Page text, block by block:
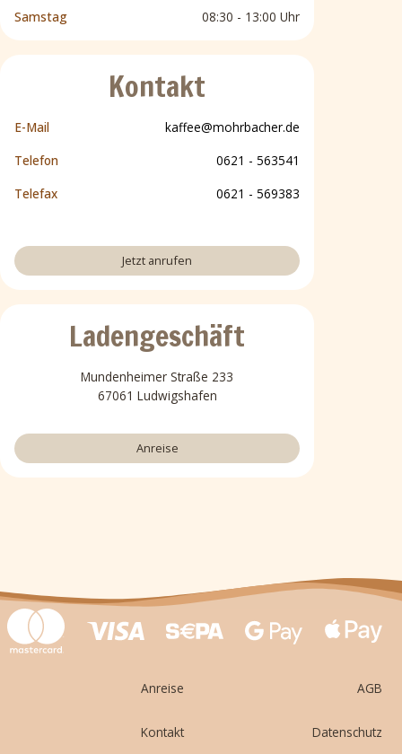
Samstag
08:30 - 13:00 Uhr
Kontakt
E-Mail
kaffee@mohrbacher.de
Telefon
0621 - 563541
Telefax
0621 - 569383
Jetzt anrufen
Ladengeschäft
Mundenheimer Straße 233
67061 Ludwigshafen
Anreise
Anreise
Kontakt
AGB
Datenschutz